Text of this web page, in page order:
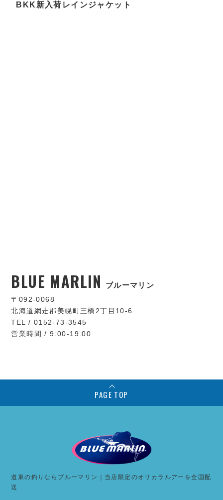
BKK新入荷レインジャケット
BLUE MARLIN ブルーマリン
〒092-0068
北海道網走郡美幌町三橋2丁目10-6
TEL / 0152-73-3545
営業時間 / 9:00-19:00
PAGE TOP
道東の釣りならブルーマリン｜当店限定のオリカラルアーを全国配
送